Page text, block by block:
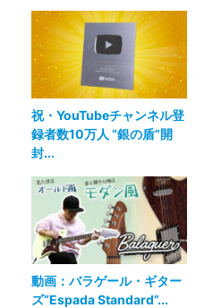
祝・YouTubeチャンネル登
録者数10万人 “銀の盾”開
封...
動画：バラゲール・ギター
ズ“Espada Standard”...